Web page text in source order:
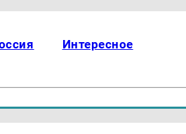
Интересное